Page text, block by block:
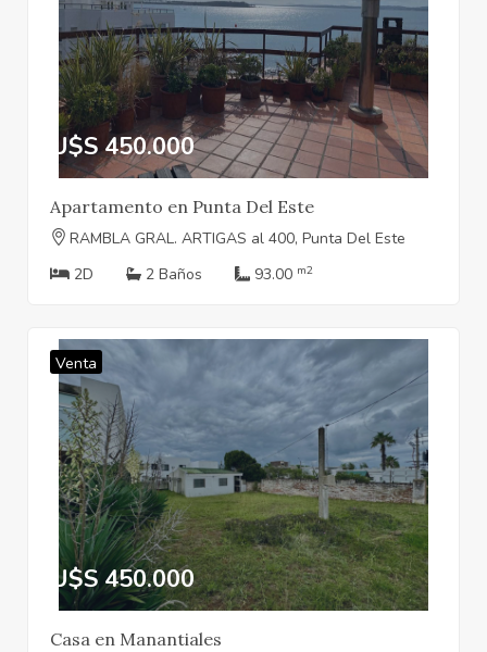
U$S 450.000
Apartamento en Punta Del Este
RAMBLA GRAL. ARTIGAS al 400, Punta Del Este
2D
2 Baños 93.00 m2
Venta
U$S 450.000
Casa en Manantiales